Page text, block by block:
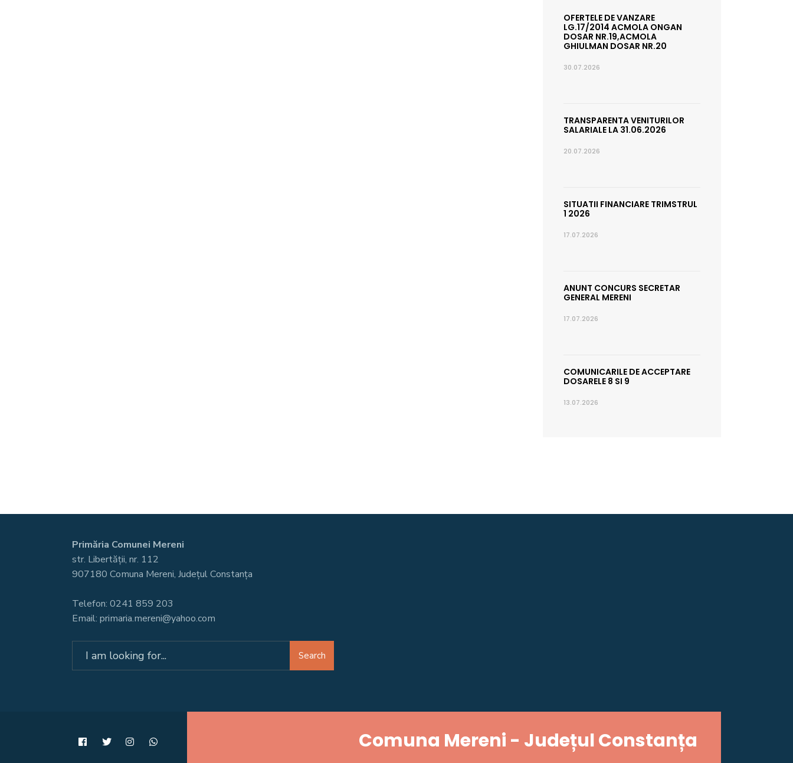
OFERTELE DE VANZARE
LG.17/2014 ACMOLA ONGAN
DOSAR NR.19,ACMOLA
GHIULMAN DOSAR NR.20
30.07.2026
TRANSPARENTA VENITURILOR
SALARIALE LA 31.06.2026
20.07.2026
SITUATII FINANCIARE TRIMSTRUL
1 2026
17.07.2026
ANUNT CONCURS SECRETAR
GENERAL MERENI
17.07.2026
COMUNICARILE DE ACCEPTARE
DOSARELE 8 SI 9
13.07.2026
Primăria Comunei Mereni
str. Libertății, nr. 112
907180 Comuna Mereni, Județul Constanța
Telefon: 0241 859 203
Email: primaria.mereni@yahoo.com
Search
Comuna Mereni - Județul Constanța